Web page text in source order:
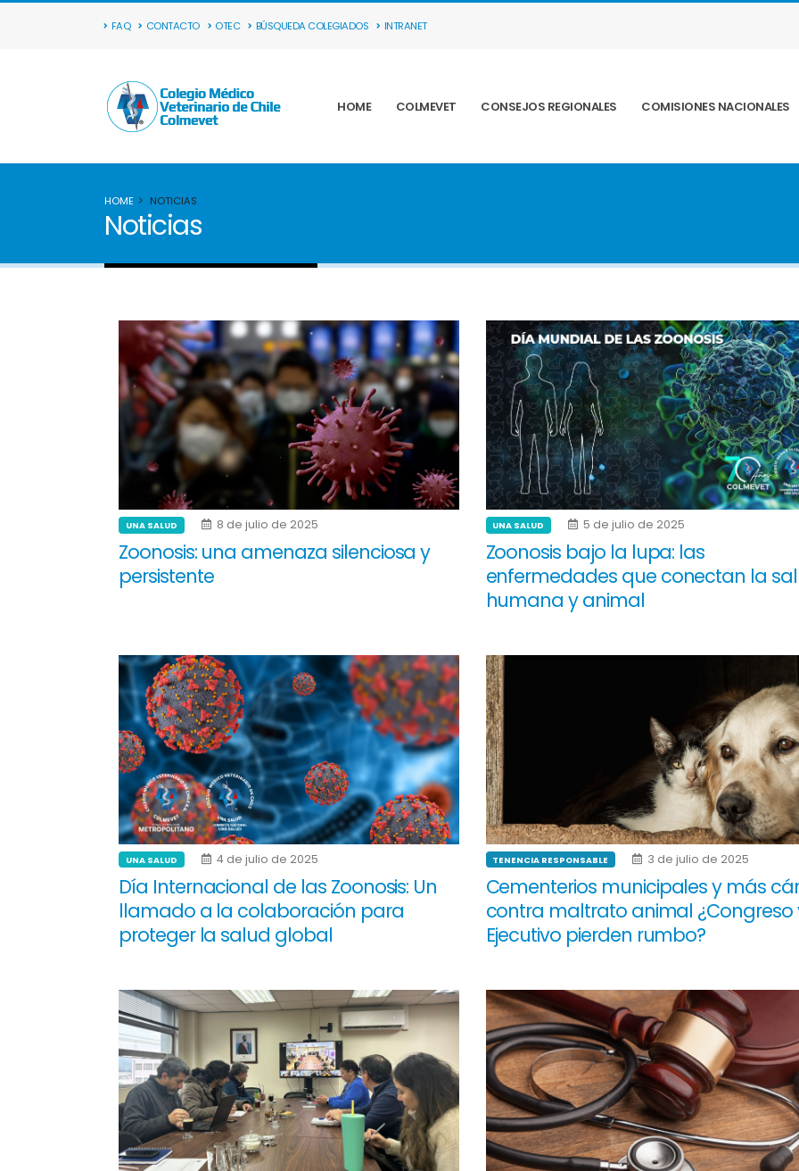
FAQ CONTACTO OTEC BÚSQUEDA COLEGIADOS INTRANET
HOME COLMEVET CONSEJOS REGIONALES COMISIONES NACIONALES
HOME NOTICIAS
Noticias
UNA SALUD 8 de julio de 2025
Zoonosis: una amenaza silenciosa y
persistente
UNA SALUD 5 de julio de 2025
Zoonosis bajo la lupa: las
enfermedades que conectan la
humana y animal
UNA SALUD 4 de julio de 2025
Día Internacional de las Zoonosis: Un
llamado a la colaboración para
proteger la salud global
TENENCIA RESPONSABLE 3 de julio de 2025
Cementerios municipales y más
contra maltrato animal ¿Congreso
Ejecutivo pierden rumbo?